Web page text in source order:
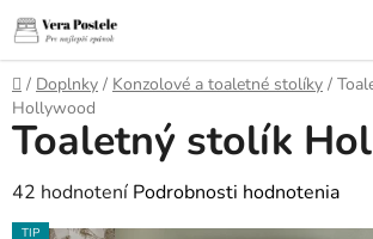
Prejsť
na
obsah
Domov
/ Doplnky / Konzolové a toaletné stolíky /
Hollywood
Toaletný stolík
Priemerné
hodnotenie
42 hodnotení Podrobnosti hodnotenia
TIP